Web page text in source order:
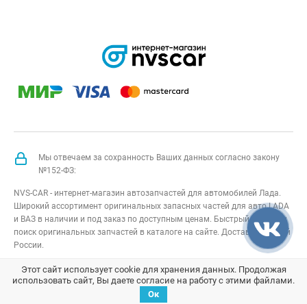
Мы отвечаем за сохранность Ваших данных согласно закону
№152-ФЗ:
NVS-CAR - интернет-магазин автозапчастей для автомобилей Лада.
Широкий ассортимент оригинальных запасных частей для авто LADA
и ВАЗ в наличии и под заказ по доступным ценам. Быстрый подбор и
поиск оригинальных запчастей в каталоге на сайте. Доставка по всей
России.
NVS-CAR© 2014 –2026Все права защищеныкарта сайта;
Договор оферта; Политика конфиденциальности
Этот сайт использует cookie для хранения данных. Продолжая
использовать сайт, Вы даете согласие на работу с этими файлами.
Ок